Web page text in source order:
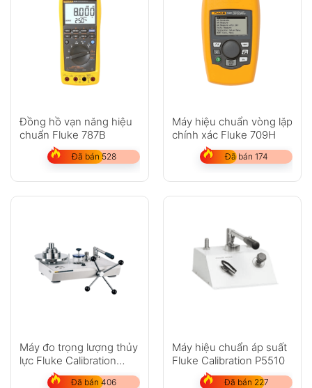
Đồng hồ vạn năng hiệu
chuẩn Fluke 787B
Đã bán 528
Máy hiệu chuẩn vòng lặp
chính xác Fluke 709H
Đã bán 174
Máy đo trọng lượng thủy
lực Fluke Calibration
P3200
Đã bán 406
Máy hiệu chuẩn áp suất
Fluke Calibration P5510
Đã bán 227